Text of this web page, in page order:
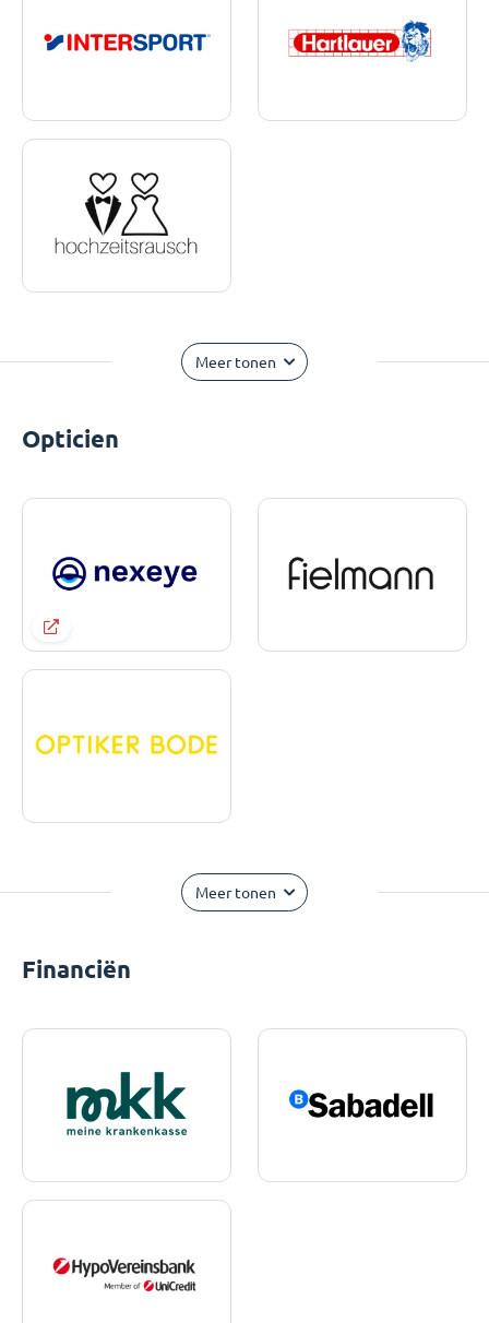
Meer tonen
Opticien
Meer tonen
Financiën